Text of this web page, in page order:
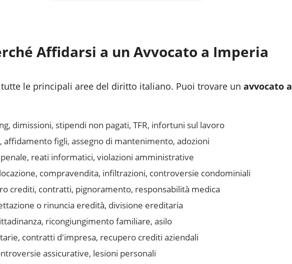
Affidarsi a un Avvocato a Imperia
le principali aree del diritto italiano. Puoi trovare un avvocato a
dimissioni, stipendi non pagati, TFR, infortuni sul lavoro
figli, assegno di mantenimento, adozioni
reati informatici, violazioni amministrative
compravendita, infiltrazioni, controversie condominiali
crediti, contratti, pignoramento, responsabilità medica
o rinuncia eredità, divisione ereditaria
ricongiungimento familiare, asilo
contratti d'impresa, recupero crediti aziendali
assicurative, lesioni personali